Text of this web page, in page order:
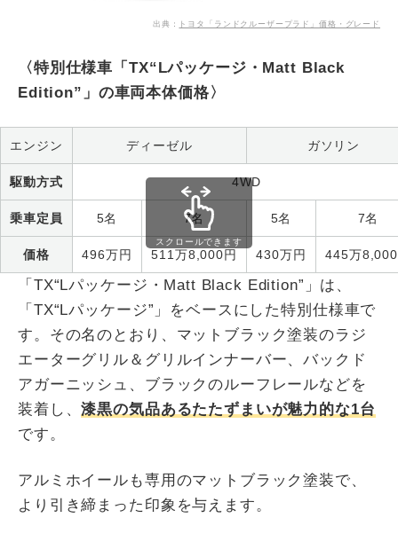
出典： トヨタ「ランドクルーザープラド」価格・グレード
〈特別仕様車「TX“Lパッケージ・Matt Black
Edition”」の車両本体価格〉
エンジン ディーゼル ガソリン
駆動方式 4WD
乗車定員 5名 7名 5名 7名
価格 496万円 511万8,000円 430万円 445万
スクロールできます
「TX“Lパッケージ・Matt Black Edition”」は、
「TX“Lパッケージ”」をベースにした特別仕様車で
す。その名のとおり、マットブラック塗装のラジ
エーターグリル＆グリルインナーバー、バックド
アガーニッシュ、ブラックのルーフレールなどを
装着し、漆黒の気品あるたたずまいが魅力的な1台
です。
アルミホイールも専用のマットブラック塗装で、
より引き締まった印象を与えます。